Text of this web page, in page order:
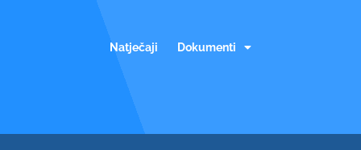
Natječaji Dokumenti